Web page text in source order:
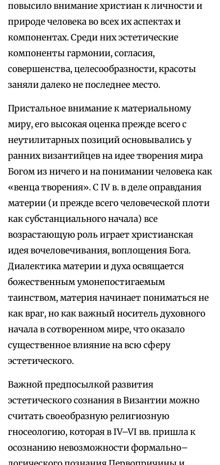
повысило внимание христиан к личности и
природе человека во всех их аспектах и
компонентах. Среди них эстетические
компоненты гармонии, согласия,
совершенства, целесообразности, красоты
заняли далеко не последнее место.
Пристальное внимание к материальному
миру, его высокая оценка прежде всего с
неутилитарных позиций основывались у
ранних византийцев на идее творения мира
Богом из ничего и на понимании человека как
«венца творения». С IV в. в деле оправдания
материи (и прежде всего человеческой плоти
как субстанциального начала) все
возрастающую роль играет христианская
идея вочеловечивания, воплощения Бога.
Диалектика материи и духа освящается
божественным умонепостигаемым
таинством, материя начинает пониматься не
как враг, но как важный носитель духовного
начала в сотворенном мире, что оказало
существенное влияние на всю сферу
эстетического.
Важной предпосылкой развития
эстетического сознания в Византии можно
считать своеобразную религиозную
гносеологию, которая в IV–VI вв. пришла к
осознанию невозможности формально–